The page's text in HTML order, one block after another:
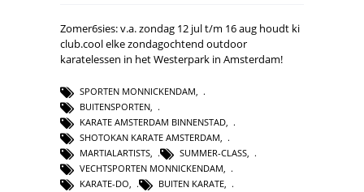
Zomer6sies: v.a. zondag 12 jul t/m 16 aug houdt ki
club.cool elke zondagochtend outdoor
karatelessen in het Westerpark in Amsterdam!
SPORTEN MONNICKENDAM
BUITENSPORTEN,
KARATE AMSTERDAM BINNENSTAD,
SHOTOKAN KARATE AMSTERDAM,
MARTIALARTISTS, SUMMER-CLASS,
VECHTSPORTEN MONNICKENDAM,
KARATE-DO, BUITEN KARATE,